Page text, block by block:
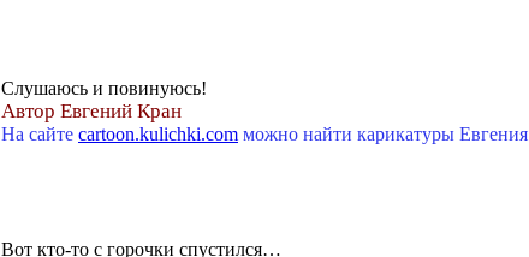
Слушаюсь и повинуюсь!
Автор Евгений Кран
На сайте cartoon.kulichki.com можно найти карикатуры Евгения
Вот кто-то с горочки спустился…